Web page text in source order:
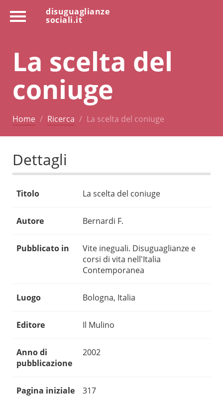
disuguaglianze
sociali.it
La scelta del
coniuge
Home Ricerca La scelta del coniuge
Dettagli
Titolo La scelta del coniuge
Autore Bernardi F.
Pubblicato in
Vite ineguali. Disuguaglianze e
corsi di vita nell'Italia
Contemporanea
Luogo Bologna, Italia
Editore Il Mulino
Anno di
pubblicazione
2002
Pagina iniziale 317